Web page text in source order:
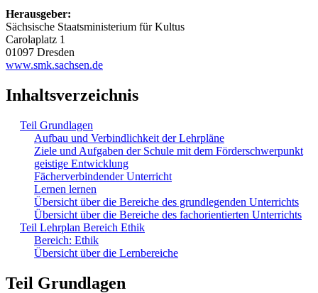
Herausgeber:
Sächsische Staatsministerium für Kultus
Carolaplatz 1
01097 Dresden
www.smk.sachsen.de
Inhaltsverzeichnis
Teil Grundlagen
Aufbau und Verbindlichkeit der Lehrpläne
Ziele und Aufgaben der Schule mit dem Förderschwerpunkt
geistige Entwicklung
Fächerverbindender Unterricht
Lernen lernen
Übersicht über die Bereiche des grundlegenden Unterrichts
Übersicht über die Bereiche des fachorientierten Unterrichts
Teil Lehrplan Bereich Ethik
Bereich: Ethik
Übersicht über die Lernbereiche
Teil Grundlagen